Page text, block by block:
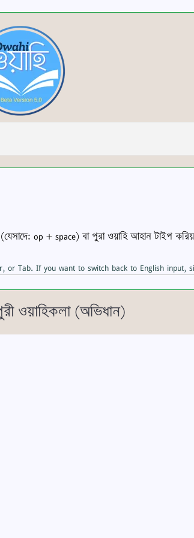
op + space) বা পুরা ওয়াহি আহান টাইপ
Tab. If you want to switch back to English input,
ওয়াহিকলা (অভিধান)